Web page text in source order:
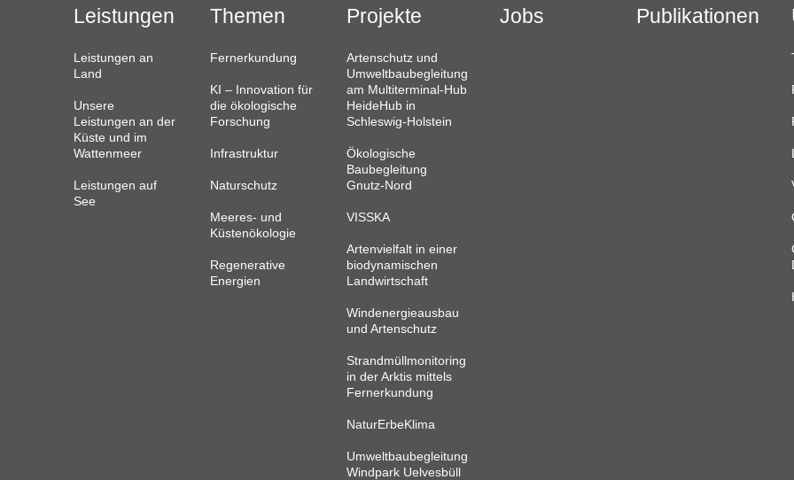
Leistungen
Leistungen an
Land
Unsere
Leistungen an der
Küste und im
Wattenmeer
Leistungen auf
See
Themen
Fernerkundung
KI – Innovation für
die ökologische
Forschung
Infrastruktur
Naturschutz
Meeres- und
Küstenökologie
Regenerative
Energien
Projekte
Artenschutz und
Umweltbaubegleitung
am Multiterminal-Hub
HeideHub in
Schleswig-Holstein
Ökologische
Baubegleitung
Gnutz-Nord
VISSKA
Artenvielfalt in einer
biodynamischen
Landwirtschaft
Windenergieausbau
und Artenschutz
Strandmüllmonitoring
in der Arktis mittels
Fernerkundung
NaturErbeKlima
Umweltbaubegleitung
Windpark Uelvesbüll
Jobs Publikationen